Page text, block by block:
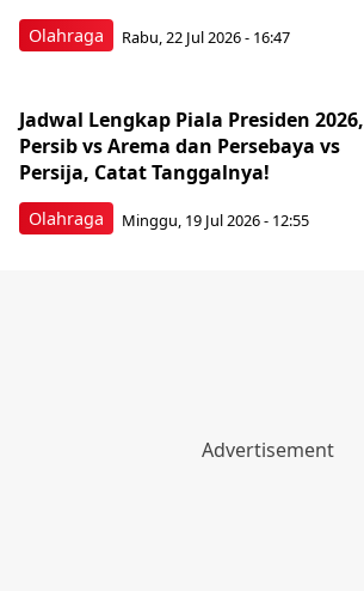
Olahraga Rabu, 22 Jul 2026 - 16:47
Olahraga
Jadwal Lengkap Piala Presiden 2026,
Persib vs Arema dan Persebaya vs
Persija, Catat Tanggalnya!
Minggu, 19 Jul 2026 - 12:55